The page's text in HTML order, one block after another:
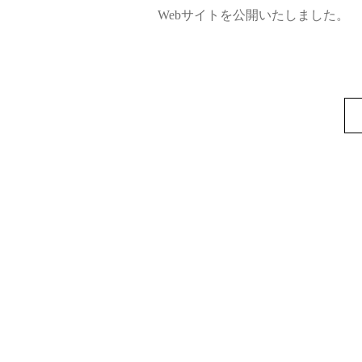
Webサイトを公開いたしました。